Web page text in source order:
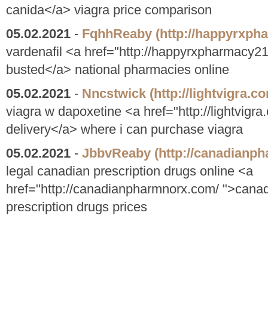
canida</a> viagra price comparison
05.02.2021 - FqhhReaby (http://
vardenafil <a href="http://
busted</a> national pharmacies online
05.02.2021 - Nncstwick (http://
viagra w dapoxetine <a href="http://
delivery</a> where i can purchase viagra
05.02.2021 - JbbvReaby (http://
legal canadian prescription drugs online <a
href="http://canadianpharmnorx.com/
prescription drugs prices